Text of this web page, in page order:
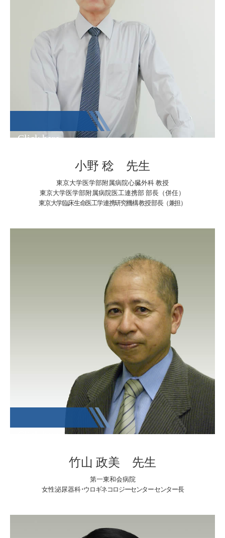
Click here
小野 稔 先生
東京大学医学部附属病院心臓外科 教授
東京大学医学部附属病院医工連携部 部長（併任）
東京大学臨床生命医工学連携研究機構 教授 部長（兼担）
竹山 政美 先生
第一東和会病院
女性泌尿器科･ウロギネコロジーセンター センター長